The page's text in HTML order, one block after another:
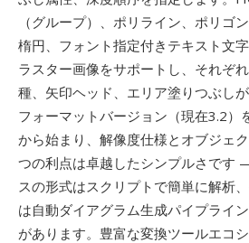
（グループ）、ポリライン、ポリゴ
楕円、フォント指定付きテキスト文
ラスター画像をサポートし、それぞ
種、矢印ヘッド、エリア塗りつぶし
フォーマットバージョン（現在3.2）
から始まり、解像度仕様とオブジェ
つの利点は卓越したシンプルさです
スの形式はスクリプトで簡単に解析
は自動ダイアグラム生成パイプライ
があります。豊富な変換ツールエコ